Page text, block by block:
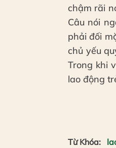
chậm rãi
Câu nói
phải đối
chủ yếu
Trong khi
lao động
Từ Khóa: